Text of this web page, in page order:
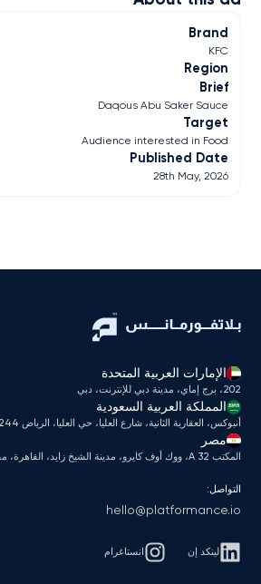
Brand
KFC
Region
Brief
Daqous Abu Saker Sauce
Target
Audience interested in Food
Published Date
28th May, 2026
الإمارات العربية المتحدة
202، برج إماي، مدينة دبي للإنترنت، دبي
المملكة العربية السعودية
أنبوكس، العقارية الثانية، شارع العليا، حي العليا، الرياض 12244، المملكة العربية السعودية
مصر
المكتب A 32، ووك أوف كايرو، مدينة الشيخ زايد، القاهرة، مصر
التواصل:
hello@platformance.io
لينكد إن انستاغرام